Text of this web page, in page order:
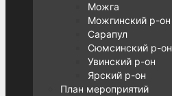
Можга
Можгинский р-он
Сарапул
Сюмсинский р-он
Увинский р-он
Ярский р-он
План мероприятий